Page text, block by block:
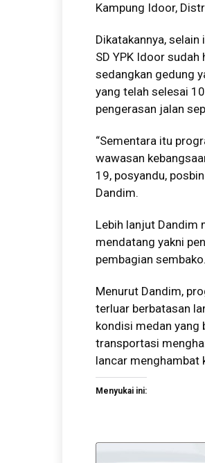
Kampung Idoor,
Dikatakannya,
SD YPK Idoor
sedangkan gedung
yang telah selesai
pengerasan jalan
“Sementara itu
wawasan
19, posyandu,
Dandim.
Lebih lanjut Dandim
mendatang yakni
pembagian sembako.
Menurut Dandim,
terluar berbatasan
kondisi medan yang
transportasi
lancar menghambat
Menyukai ini: